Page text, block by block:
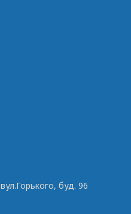
вул.Горького, буд. 96